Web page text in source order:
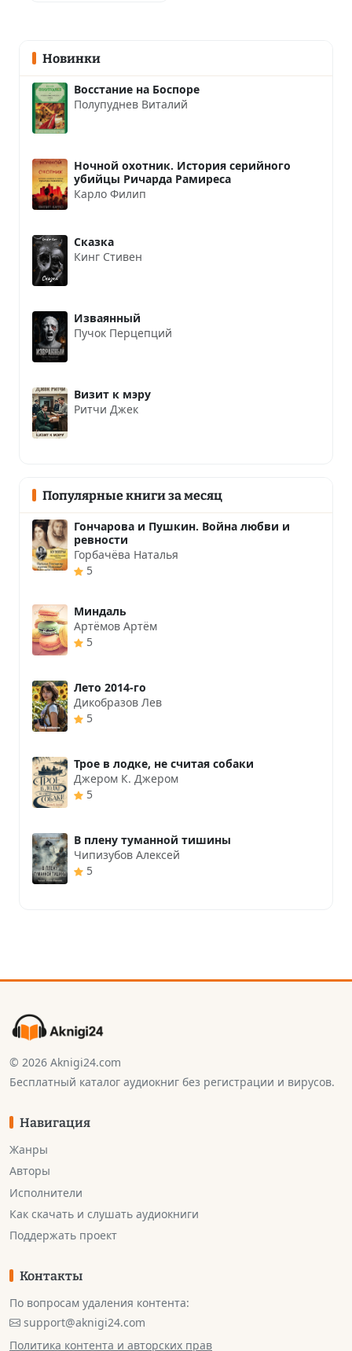
Новинки
Восстание на Боспоре
Полупуднев Виталий
Ночной охотник. История серийного
убийцы Ричарда Рамиреса
Карло Филип
Сказка
Кинг Стивен
Изваянный
Пучок Перцепций
Визит к мэру
Ритчи Джек
Популярные книги за месяц
Гончарова и Пушкин. Война любви и
ревности
Горбачёва Наталья
5
Миндаль
Артёмов Артём
5
Лето 2014-го
Дикобразов Лев
5
Трое в лодке, не считая собаки
Джером К. Джером
5
В плену туманной тишины
Чипизубов Алексей
5
© 2026 Aknigi24.com
Бесплатный каталог аудиокниг без регистрации и вирусов.
Навигация
Жанры
Авторы
Исполнители
Как скачать и слушать аудиокниги
Поддержать проект
Контакты
По вопросам удаления контента:
support@aknigi24.com
Политика контента и авторских прав